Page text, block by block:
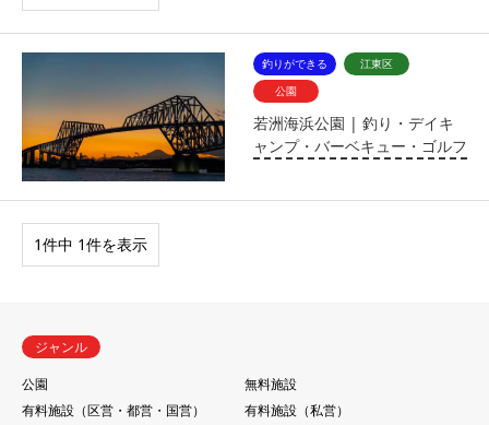
釣りができる
江東区
公園
若洲海浜公園 | 釣り・デイキ
ャンプ・バーベキュー・ゴルフ
1件中 1件を表示
ジャンル
公園
無料施設
有料施設（区営・都営・国営）
有料施設（私営）